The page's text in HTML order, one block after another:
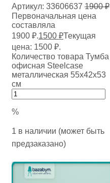
Артикул: 33606637 1900₽
Первоначальная цена
составляла
1900 ₽.1500 ₽Текущая
цена: 1500 ₽.
Количество товара Тумба
офисная Steelcase
металлическая 55х42х53
см
%
1 в наличии (может быть
предзаказано)